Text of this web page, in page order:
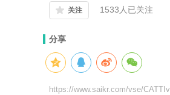
关注 1533人已关注
分享
https://www.saikr.com/vse/CATTIv